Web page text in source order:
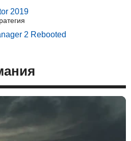
2019
2 Rebooted